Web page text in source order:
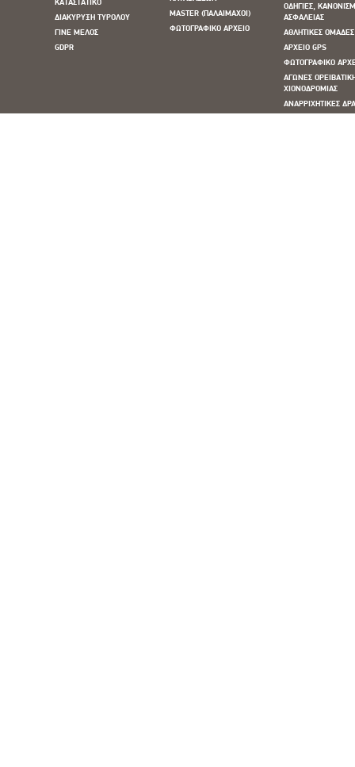
ΚΑΤΑΣΤΑΤΙΚΟ
ΔΙΑΚΥΡΥΞΗ ΤΥΡΟΛΟΥ
ΓΙΝΕ ΜΕΛΟΣ
GDPR
MASTER (ΠΑΛΑΙΜΑΧΟΙ)
ΦΩΤΟΓΡΑΦΙΚΟ ΑΡΧΕΙΟ
ΟΔΗΓΙΕΣ,
ΑΣΦΑΛΕΙΑΣ
ΑΘΛΗΤΙΚΕΣ ΟΜΑΔΕΣ
ΑΡΧΕΙΟ GPS
ΦΩΤΟΓΡΑΦΙΚΟ
ΑΓΩΝΕΣ
ΧΙΟΝΟΔΡΟΜΙΑΣ
ΑΝΑΡΡΙΧΗΤΙΚΕΣ